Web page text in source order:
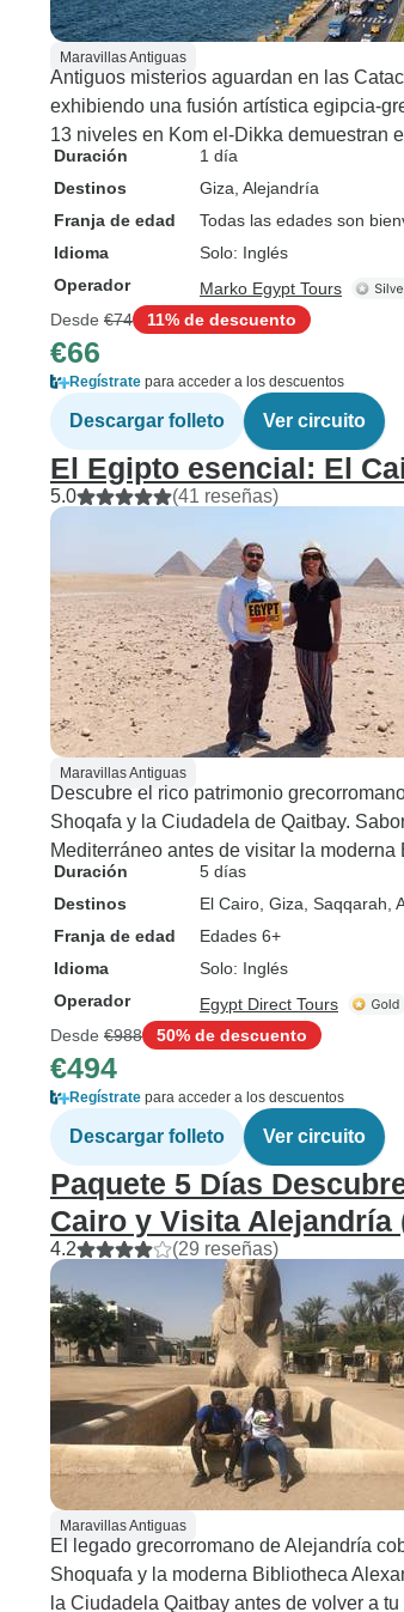
Maravillas Antiguas
Antiguos misterios aguardan en las
exhibiendo una fusión artística egipcia-
13 niveles en Kom el-Dikka demuestran
Duración
1 día
Destinos
Giza , Alejandría
Franja de edad
Todas las edades son
Idioma
Solo: Inglés
Operador
Marko Egypt Tours
Desde €74 11% de descuento
€66
Regístrate para acceder a los descuentos
Descargar folleto Ver circuito
El Egipto esencial: El
5.0 (41 reseñas)
Maravillas Antiguas
Descubre el rico patrimonio
Shoqafa y la Ciudadela de Qaitbay.
Mediterráneo antes de visitar la
Duración
5 días
Destinos
El Cairo , Giza , Saqqarah ,
Franja de edad
Edades 6+
Idioma
Solo: Inglés
Operador
Egypt Direct Tours
Desde €988 50% de descuento
€494
Regístrate para acceder a los descuentos
Descargar folleto Ver circuito
Paquete 5 Días
Cairo y Visita Alejandría
4.2 (29 reseñas)
Maravillas Antiguas
El legado grecorromano de Alejandría
Shoquafa y la moderna Bibliotheca
la Ciudadela Qaitbay antes de volver a